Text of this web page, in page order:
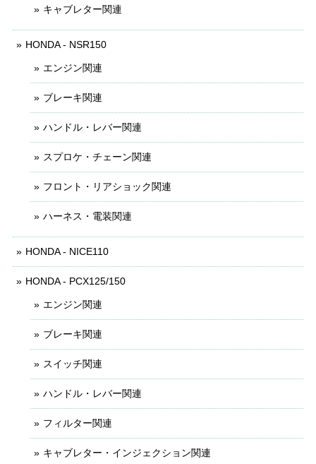
キャブレター関連
HONDA - NSR150
エンジン関連
ブレーキ関連
ハンドル・レバー関連
スプロケ・チェーン関連
フロント・リアショック関連
ハーネス・電装関連
HONDA - NICE110
HONDA - PCX125/150
エンジン関連
ブレーキ関連
スイッチ関連
ハンドル・レバー関連
フィルター関連
キャブレター・インジェクション関連